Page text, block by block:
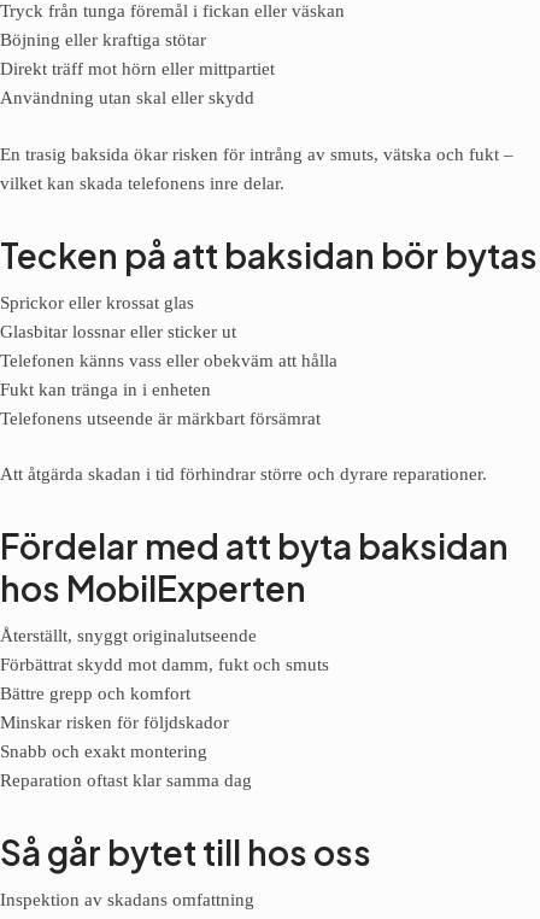
Tryck från tunga föremål i fickan eller väskan
Böjning eller kraftiga stötar
Direkt träff mot hörn eller mittpartiet
Användning utan skal eller skydd
En trasig baksida ökar risken för intrång av smuts, vätska och fukt –
vilket kan skada telefonens inre delar.
Tecken på att baksidan bör bytas
Sprickor eller krossat glas
Glasbitar lossnar eller sticker ut
Telefonen känns vass eller obekväm att hålla
Fukt kan tränga in i enheten
Telefonens utseende är märkbart försämrat
Att åtgärda skadan i tid förhindrar större och dyrare reparationer.
Fördelar med att byta baksidan
hos MobilExperten
Återställt, snyggt originalutseende
Förbättrat skydd mot damm, fukt och smuts
Bättre grepp och komfort
Minskar risken för följdskador
Snabb och exakt montering
Reparation oftast klar samma dag
Så går bytet till hos oss
Inspektion av skadans omfattning